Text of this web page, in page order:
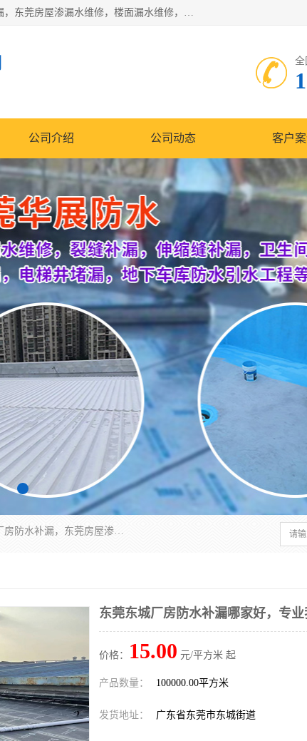
东莞市华展防水补漏装饰工程有限公司主要服务有：东莞防水补漏，东莞厂房防水补漏，东莞房屋渗漏水维修，楼面漏水维修，裂缝补漏，伸缩缝补漏，卫生间防水改造，厕所漏水补漏，外墙窗台补漏，电梯井堵漏，地下车库防水引水工程等
全
公司介绍 公司动态 客户案
东莞市华展防水补漏装饰工程有限公司主要服务有：东莞防水补漏，东莞厂房防水补漏，东莞房屋渗漏水维修，楼面漏水维修，裂缝补漏，伸缩缝补漏，卫生间防水改造，厕所漏水补漏，外墙窗台补漏，电梯井堵漏，地下车库防水引水工程等
东莞东城厂房防水补漏哪家好，专
价格： 15.00 元/平方米 起
产品数量： 100000.00平方米
发货地址： 广东省东莞市东城街道